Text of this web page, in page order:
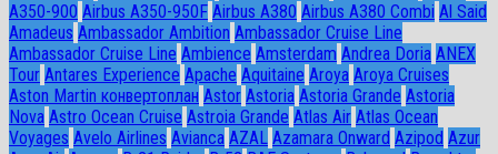
A350-900 Airbus A350-950F Airbus A380 Airbus A380 Combi Al Said
Amadeus Ambassador Ambition Ambassador Cruise Line
Ambassador Сruise Line Ambience Amsterdam Andrea Doria ANEX
Tour Antares Experience Apache Aquitaine Aroya Aroya Cruises
Aston Martin конвертоплан Astor Astoria Astoria Grande Astoria
Nova Astro Ocean Cruise Astroia Grande Atlas Air Atlas Ocean
Voyages Avelo Airlines Avianca AZAL Azamara Onward Azipod Azur